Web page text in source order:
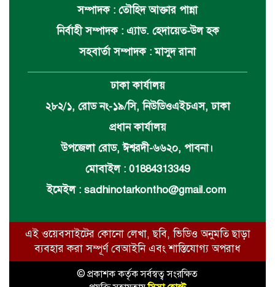
সম্পাদক : তৌহিদ আক্তার পান্না
নির্বাহী সম্পাদক : এ্যাড. হেদায়েত-উল হক
সহবার্তা সম্পাদক : মাসুদ রানা
ঢাকা কার্যালয়
২৮২/১, রোড নং-১৯/সি, নিউডিওএইচএস, ঢাকা
প্রধান কার্যালয়
উপজেলা রোড, ঈশ্বরদী-৬৬২০, পাবনা।
মোবাইল : 01884313349
ইমেইল : sadhinotarkontho@gmail.com
এই ওয়েবসাইটের কোনো লেখা, ছবি, ভিডিও অনুমতি ছাড়া
ব্যবহার করা সম্পূর্ণ বেআইনি এবং শাস্তিযোগ্য অপরাধ
© প্রকাশক কর্তৃক সর্বস্বত্ব সংরক্ষিত